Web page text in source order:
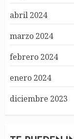
abril 2024
marzo 2024
febrero 2024
enero 2024
diciembre 2023